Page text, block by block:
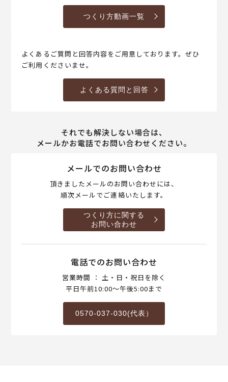
つくり方動画一覧
よくあるご質問と回答内容をご用意しております。ぜひ
ご利用くださいませ。
よくある質問と回答
それでも解決しない場合は、
メールかお電話でお問い合わせください。
メールでのお問い合わせ
頂きましたメールのお問い合わせには、
順次メールでご連絡いたします。
つくり方に関する
お問い合わせ
電話でのお問い合わせ
営業時間 ： 土・日・祝日を除く
平日午前10:00～午後5:00まで
0570-037-030(代表）